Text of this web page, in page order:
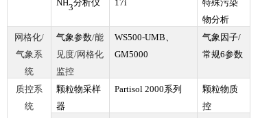
NH3分析仪 17i
特殊污染
物分析
网格化/
气象系
统
气象参数/能
见度/网格化
监控
WS500-UMB、
GM5000
气象因子/
常规6参数
质控系
统
颗粒物采样
器
Partisol 2000系列
颗粒物质
控